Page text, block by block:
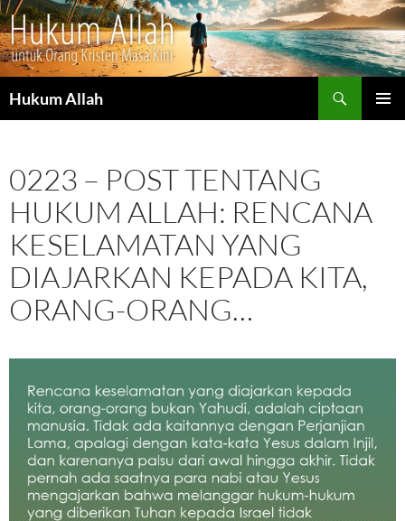
Hukum Allah
0223 – POST TENTANG
HUKUM ALLAH: RENCANA
KESELAMATAN YANG
DIAJARKAN KEPADA KITA,
ORANG-ORANG…